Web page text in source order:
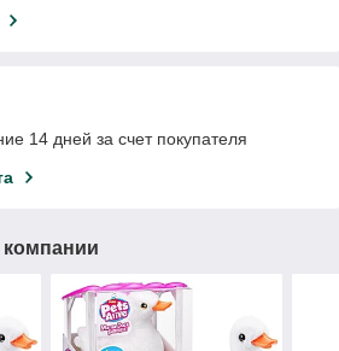
14 дней за счет покупателя